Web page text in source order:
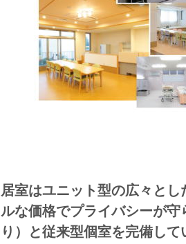
居室はユニット型の広々と
ルな価格でプライバシーが
り）と従来型個室を完備して